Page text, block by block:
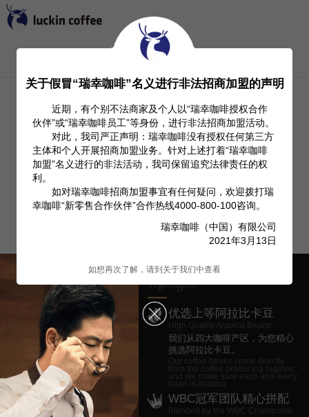
Investor Relation
优选上等阿拉比卡豆
High Quality Arabica Beans
我们从四大咖啡产区，为您精心
挑选阿拉比卡豆。
Our coffee beans come directly
from top coffee producing regions,
and we make sure each and every
bean is Arabica.
WBC冠军团队精心拼配
Blended by the WBC Champions
关于假冒“瑞幸咖啡”名义进行非法招商加盟的声明
近期，有个别不法商家及个人以“瑞幸咖啡授权合作
伙伴”或“瑞幸咖啡员工”等身份，进行非法招商加盟活动。
对此，我司严正声明：瑞幸咖啡没有授权任何第三方
主体和个人开展招商加盟业务。针对上述打着“瑞幸咖啡
加盟”名义进行的非法活动，我司保留追究法律责任的权
利。
如对瑞幸咖啡招商加盟事宜有任何疑问，欢迎拨打瑞
幸咖啡“新零售合作伙伴”合作热线4000-800-100咨询。
瑞幸咖啡（中国）有限公司
2021年3月13日
如想再次了解，请到关于我们中查看